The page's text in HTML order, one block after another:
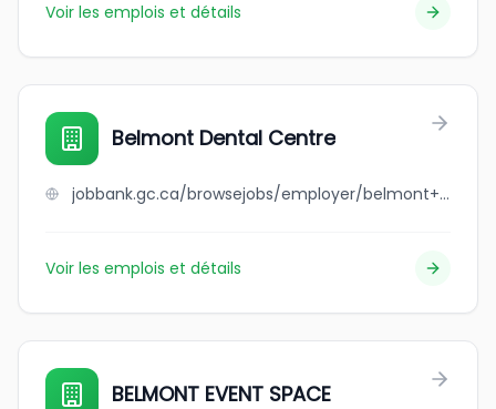
Voir les emplois et détails
Belmont Dental Centre
jobbank.gc.ca/browsejobs/employer/belmont+dental+centre/ca
Voir les emplois et détails
BELMONT EVENT SPACE